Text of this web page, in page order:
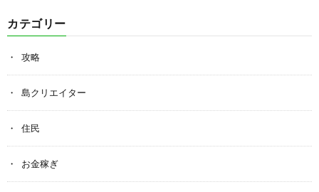
カテゴリー
攻略
島クリエイター
住民
お金稼ぎ